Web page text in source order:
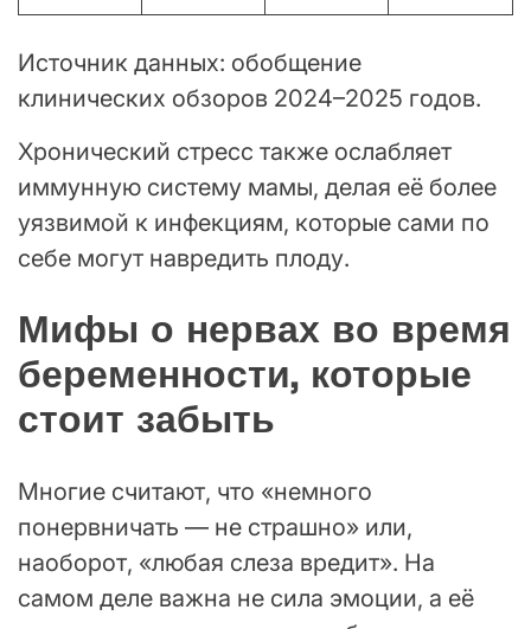
Источник данных: обобщение
клинических обзоров 2024–2025 годов.
Хронический стресс также ослабляет
иммунную систему мамы, делая её более
уязвимой к инфекциям, которые сами по
себе могут навредить плоду.
Мифы о нервах во время
беременности, которые
стоит забыть
Многие считают, что «немного
понервничать — не страшно» или,
наоборот, «любая слеза вредит». На
самом деле важна не сила эмоции, а её